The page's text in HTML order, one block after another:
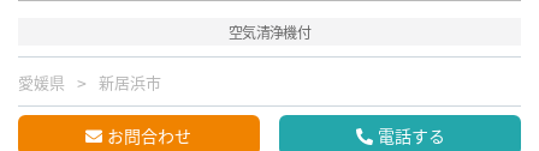
空気清浄機付
愛媛県 新居浜市
お問合わせ 電話する